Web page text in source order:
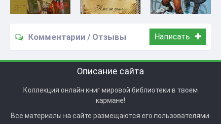
Комментарии / Отзывы Написать
Описание сайта
Коллекция онлайн книг мировой библиотеки в твоем
кармане!
Все материалы на сайте размещаются его пользователями.